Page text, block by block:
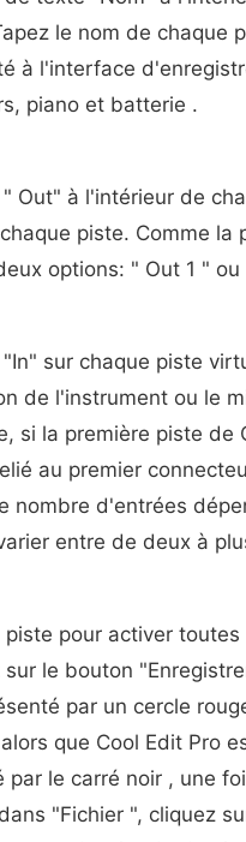
le nom de chaque
à l'interface
piano et batterie .
Out" à l'intérieur de
piste. Comme
options: " Out 1 " ou
sur chaque piste
de l'instrument ou le
si la première piste de
au premier
nombre d'entrées
entre de deux à
piste pour activer
le bouton
par un cercle
que Cool Edit Pro
le carré noir , une
"Fichier ", cliquez